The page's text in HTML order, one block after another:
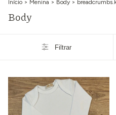
Início > Menina > Body >
Body
Filtrar